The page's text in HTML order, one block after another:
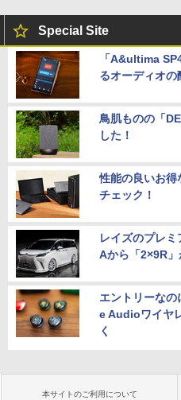
Special Site
「A&ultima
るオーディオの
鳥肌ものの「
した！
性能の良いお得
チェック！
レイズのプレ
Aから「2×9R」
エントリーな
e Audioワイヤ
く
本サイトのご利用について